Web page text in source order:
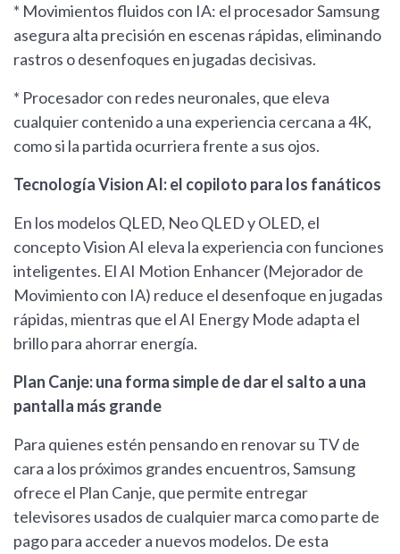
* Movimientos fluidos con IA: el procesador Samsung
asegura alta precisión en escenas rápidas, eliminando
rastros o desenfoques en jugadas decisivas.
* Procesador con redes neuronales, que eleva
cualquier contenido a una experiencia cercana a 4K,
como si la partida ocurriera frente a sus ojos.
Tecnología Vision AI: el copiloto para los fanáticos
En los modelos QLED, Neo QLED y OLED, el
concepto Vision AI eleva la experiencia con funciones
inteligentes. El AI Motion Enhancer (Mejorador de
Movimiento con IA) reduce el desenfoque en jugadas
rápidas, mientras que el AI Energy Mode adapta el
brillo para ahorrar energía.
Plan Canje: una forma simple de dar el salto a una
pantalla más grande
Para quienes estén pensando en renovar su TV de
cara a los próximos grandes encuentros, Samsung
ofrece el Plan Canje, que permite entregar
televisores usados de cualquier marca como parte de
pago para acceder a nuevos modelos. De esta